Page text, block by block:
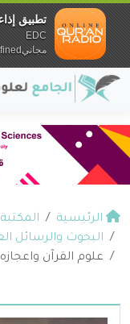
الرئيسية
البحوث والرسائل
علوم القرآن
تطبيق
EDC
مجانيundefined